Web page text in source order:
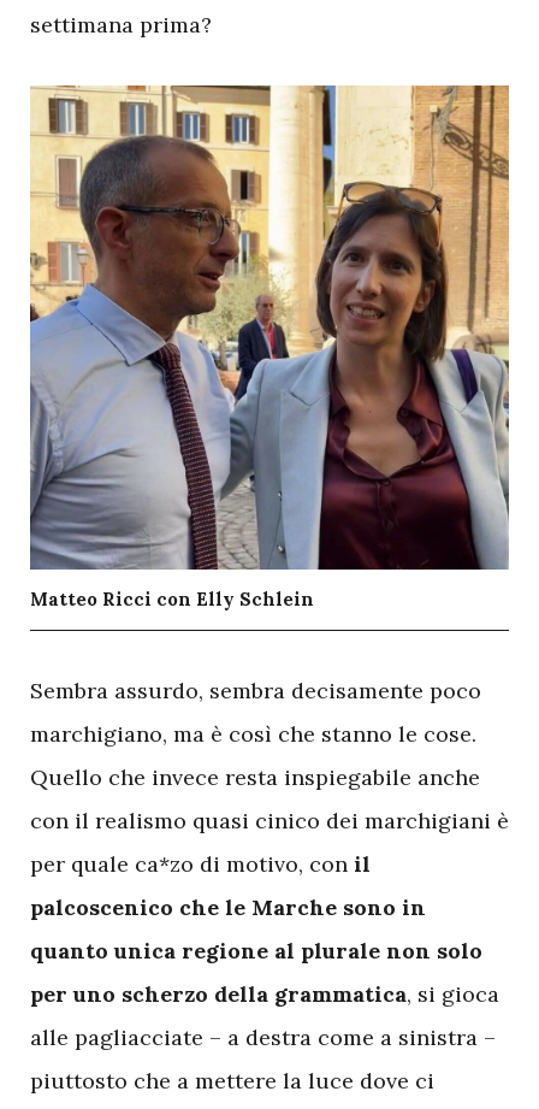
settimana prima?
Matteo Ricci con Elly Schlein
Sembra assurdo, sembra decisamente poco
marchigiano, ma è così che stanno le cose.
Quello che invece resta inspiegabile anche
con il realismo quasi cinico dei marchigiani è
per quale ca*zo di motivo, con il
palcoscenico che le Marche sono in
quanto unica regione al plurale non solo
per uno scherzo della grammatica, si gioca
alle pagliacciate – a destra come a sinistra –
piuttosto che a mettere la luce dove ci